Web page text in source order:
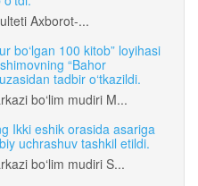
Axborot-...
bo‘lgan 100 kitob” loyihasi
“Bahor
tadbir o‘tkazildi.
bo‘lim mudiri M...
Ikki eshik orasida asariga
uchrashuv tashkil etildi.
bo‘lim mudiri S...